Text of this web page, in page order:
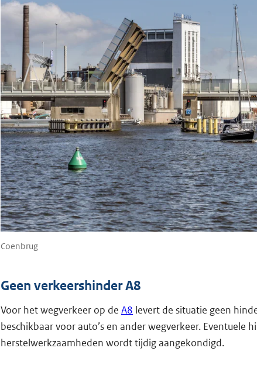
Coenbrug
Geen verkeershinder A8
Voor het wegverkeer op de A8 levert de situatie geen
beschikbaar voor auto’s en ander wegverkeer. Eventuele
herstelwerkzaamheden wordt tijdig aangekondigd.